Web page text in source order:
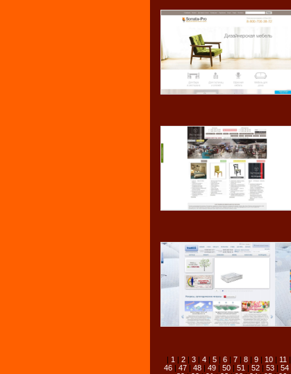
| 1 | 2| 3| 4| 5| 6| 7| 8| 9| 10| 11 |
46 | 47 | 48 | 49 | 50 | 51 | 52 | 53 | 54